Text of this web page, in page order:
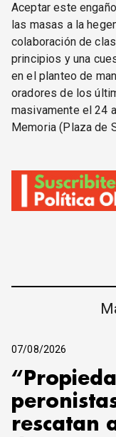
Aceptar este
las masas a la
colaboración de
principios y una
en el planteo de
oradores de los
masivamente el 24
Memoria (Plaza de
07/08/2026
rescatan